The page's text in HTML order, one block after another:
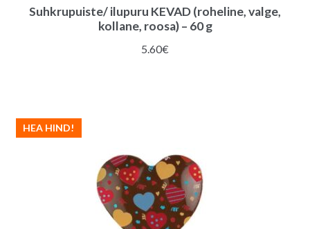
Suhkrupuiste/ ilupuru KEVAD (roheline, valge,
kollane, roosa) – 60 g
5.60€
HEA HIND!